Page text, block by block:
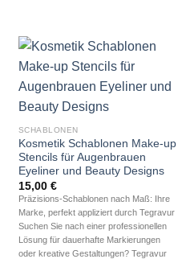
SCHABLONEN
Kosmetik Schablonen Make-up
Stencils für Augenbrauen
Eyeliner und Beauty Designs
15,00 €
Präzisions-Schablonen nach Maß: Ihre
Marke, perfekt appliziert durch Tegravur
Suchen Sie nach einer professionellen
Lösung für dauerhafte Markierungen
oder kreative Gestaltungen? Tegravur